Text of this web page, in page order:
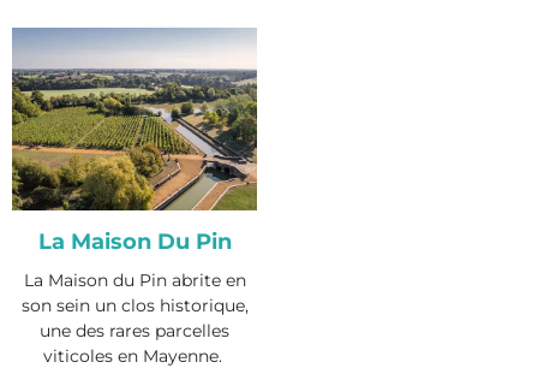
La Maison Du Pin
La Maison du Pin abrite en
son sein un clos historique,
une des rares parcelles
viticoles en Mayenne.